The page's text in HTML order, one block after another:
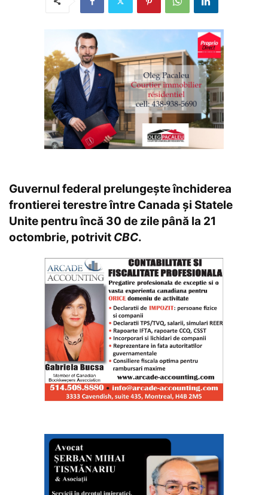
Guvernul federal prelungește închiderea
frontierei terestre între Canada și Statele
Unite pentru încă 30 de zile până la 21
octombrie, potrivit CBC.